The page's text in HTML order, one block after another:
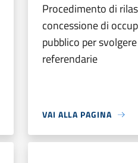
Procedimento di
concessione di
pubblico per
referendarie
VAI ALLA PAGINA